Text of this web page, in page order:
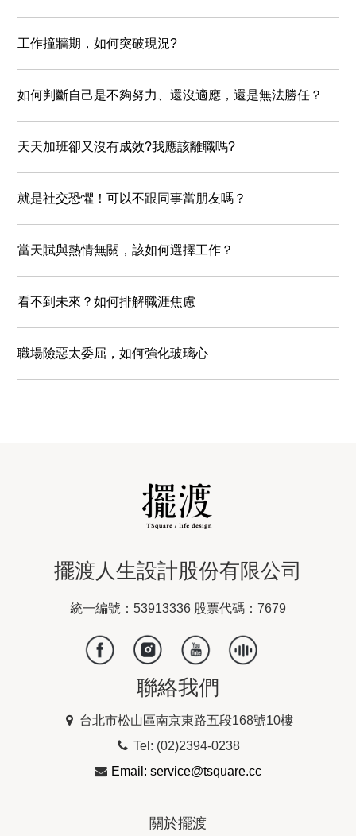
工作撞牆期，如何突破現況?
如何判斷自己是不夠努力、還沒適應，還是無法勝任？
天天加班卻又沒有成效?我應該離職嗎?
就是社交恐懼！可以不跟同事當朋友嗎？
當天賦與熱情無關，該如何選擇工作？
看不到未來？如何排解職涯焦慮
職場險惡太委屈，如何強化玻璃心
擺渡人生設計股份有限公司
統一編號：53913336 股票代碼：7679
聯絡我們
台北市松山區南京東路五段168號10樓
Tel: (02)2394-0238
Email: service@tsquare.cc
關於擺渡